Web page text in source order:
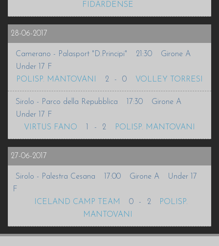
FIDARDENSE
28-06-2017
Camerano - Palasport "D.Principi" 21:30
Girone A
Under 17 F
POLISP. MANTOVANI
2 - 0 VOLLEY TORRESI
Sirolo - Parco della Repubblica 17:30
Girone A
Under 17 F
VIRTUS FANO
- 2 POLISP. MANTOVANI
27-06-2017
Sirolo - Palestra Cesana 17:00 Girone A
Under 17
F
ICELAND CAMP TEAM
0 - 2
POLISP.
MANTOVANI